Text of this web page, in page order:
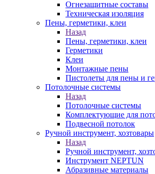
Огнезащитные составы
Техническая изоляция
Пены, герметики, клеи
Назад
Пены, герметики, клеи
Герметики
Клеи
Монтажные пены
Пистолеты для пены и
Потолочные системы
Назад
Потолочные системы
Комплектующие для
Подвесной потолок
Ручной инструмент, хозтовары
Назад
Ручной инструмент,
Инструмент NEPTUN
Абразивные материалы